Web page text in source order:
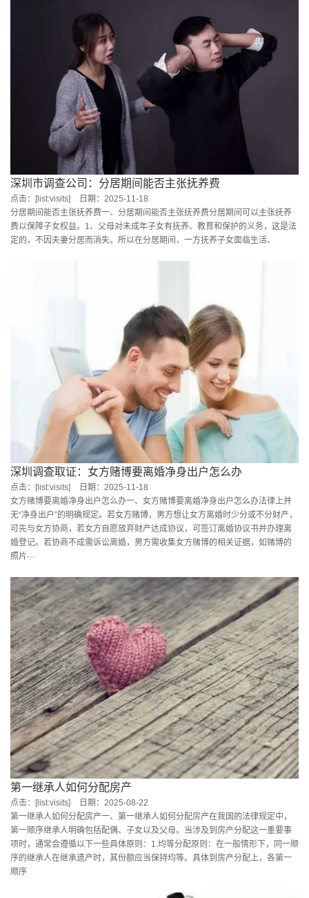
深圳市调查公司：分居期间能否主张抚养费
点击：[list:visits]
日期：2025-11-18
分居期间能否主张抚养费一、分居期间能否主张抚养费分居期间可以主张抚养
费以保障子女权益。1、父母对未成年子女有抚养、教育和保护的义务，这是法
定的，不因夫妻分居而消失。所以在分居期间，一方抚养子女面临生活、
深圳调查取证：女方赌博要离婚净身出户怎么办
点击：[list:visits]
日期：2025-11-18
女方赌博要离婚净身出户怎么办一、女方赌博要离婚净身出户怎么办法律上并
无“净身出户”的明确规定。若女方赌博，男方想让女方离婚时少分或不分财产，
可先与女方协商，若女方自愿放弃财产达成协议，可签订离婚协议书并办理离
婚登记。若协商不成需诉讼离婚，男方需收集女方赌博的相关证据，如赌博的
照片···
第一继承人如何分配房产
点击：[list:visits]
日期：2025-08-22
第一继承人如何分配房产一、第一继承人如何分配房产在我国的法律规定中，
第一顺序继承人明确包括配偶、子女以及父母。当涉及到房产分配这一重要事
项时，通常会遵循以下一些具体原则：1.均等分配原则：在一般情形下，同一顺
序的继承人在继承遗产时，其份额应当保持均等。具体到房产分配上，各第一
顺序